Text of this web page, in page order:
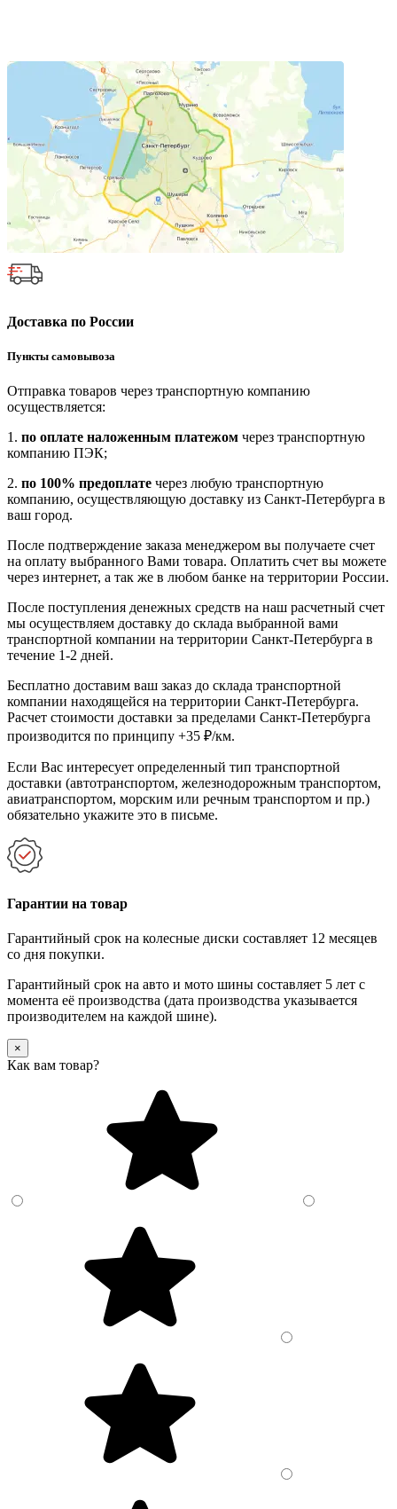
Доставка по России
Пункты самовывоза
Отправка товаров через транспортную компанию
осуществляется:
1. по оплате наложенным платежом через транспортную
компанию ПЭК;
2. по 100% предоплате через любую транспортную
компанию, осуществляющую доставку из Санкт-Петербурга в
ваш город.
После подтверждение заказа менеджером вы получаете счет
на оплату выбранного Вами товара. Оплатить счет вы можете
через интернет, а так же в любом банке на территории России.
После поступления денежных средств на наш расчетный счет
мы осуществляем доставку до склада выбранной вами
транспортной компании на территории Санкт-Петербурга в
течение 1-2 дней.
Бесплатно доставим ваш заказ до склада транспортной
компании находящейся на территории Санкт-Петербурга.
Расчет стоимости доставки за пределами Санкт-Петербурга
производится по принципу +35 ₽/км.
Если Вас интересует определенный тип транспортной
доставки (автотранспортом, железнодорожным транспортом,
авиатранспортом, морским или речным транспортом и пр.)
обязательно укажите это в письме.
Гарантии на товар
Гарантийный срок на колесные диски составляет 12 месяцев
со дня покупки.
Гарантийный срок на авто и мото шины составляет 5 лет с
момента её производства (дата производства указывается
производителем на каждой шине).
×
Как вам товар?